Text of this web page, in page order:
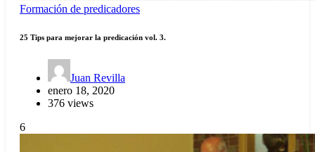
Formación de predicadores
25 Tips para mejorar la predicación vol. 3.
Juan Revilla
enero 18, 2020
376 views
6